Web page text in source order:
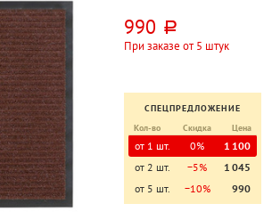
990 руб.
При заказе от 5 штук
СПЕЦПРЕДЛОЖЕНИЕ
Кол-во
Скидка Цена
от 1 шт. 0%
1 100
от 2 шт.
−5%
1 045
от 5 шт.
−10% 990